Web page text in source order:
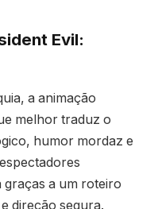
Evil:
a animação
melhor traduz o
humor mordaz e
a um roteiro
direção segura.